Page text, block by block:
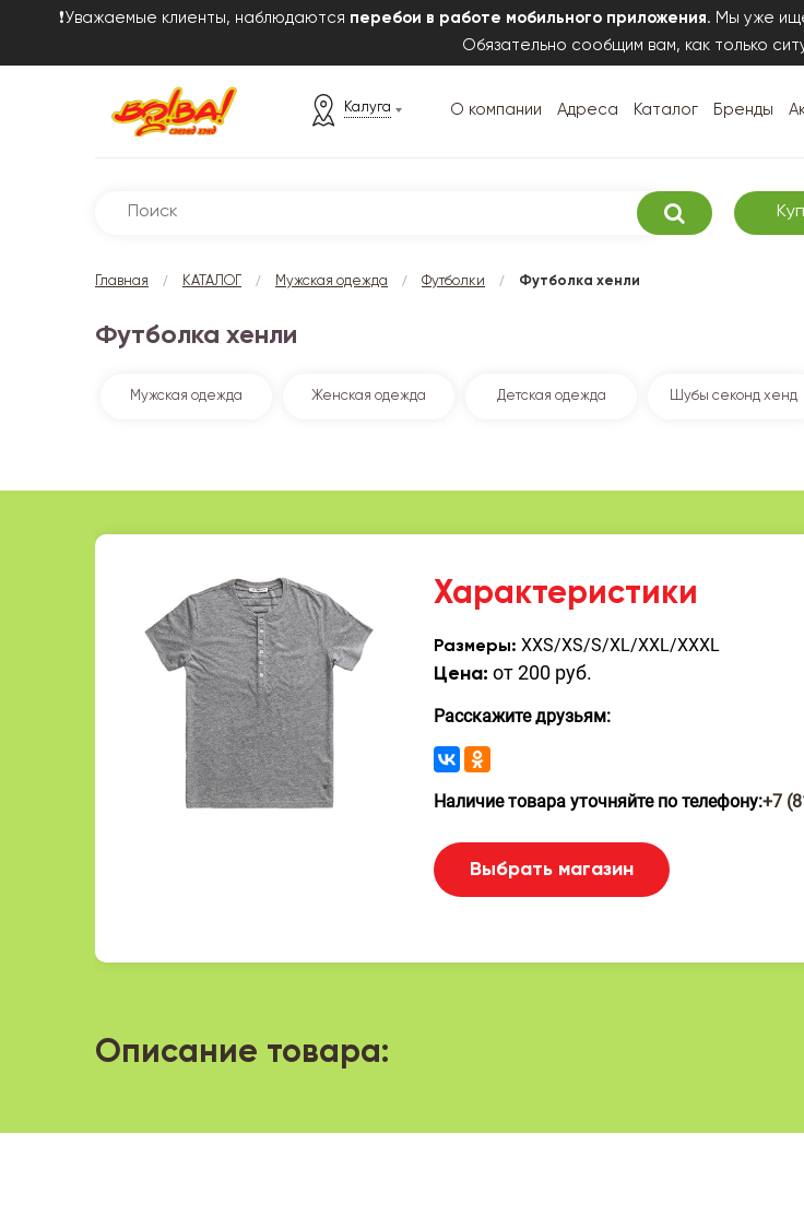
❗Уважаемые клиенты, наблюдаются перебои в работе мобильного приложения. Мы уже
Обязательно сообщим вам, как только
Калуга О компании Адреса Каталог Бренды
Главная / КАТАЛОГ / Мужская одежда / Футболки / Футболка хенли
Футболка хенли
Мужская одежда Женская одежда Детская одежда Шубы секонд хенд
Характеристики
Размеры: XXS/XS/S/XL/XXL/XXXL
Цена: от 200 руб.
Расскажите друзьям:
Наличие товара уточняйте по телефону:+7
Выбрать магазин
Описание товара: